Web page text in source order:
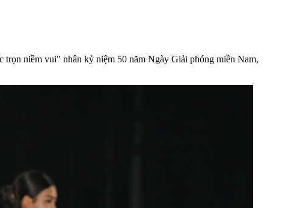
niềm vui" nhân kỷ niệm 50 năm Ngày Giải phóng miền Nam,